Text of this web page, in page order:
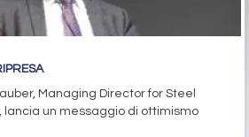
Managing Director for Steel
lancia un messaggio di ottimismo